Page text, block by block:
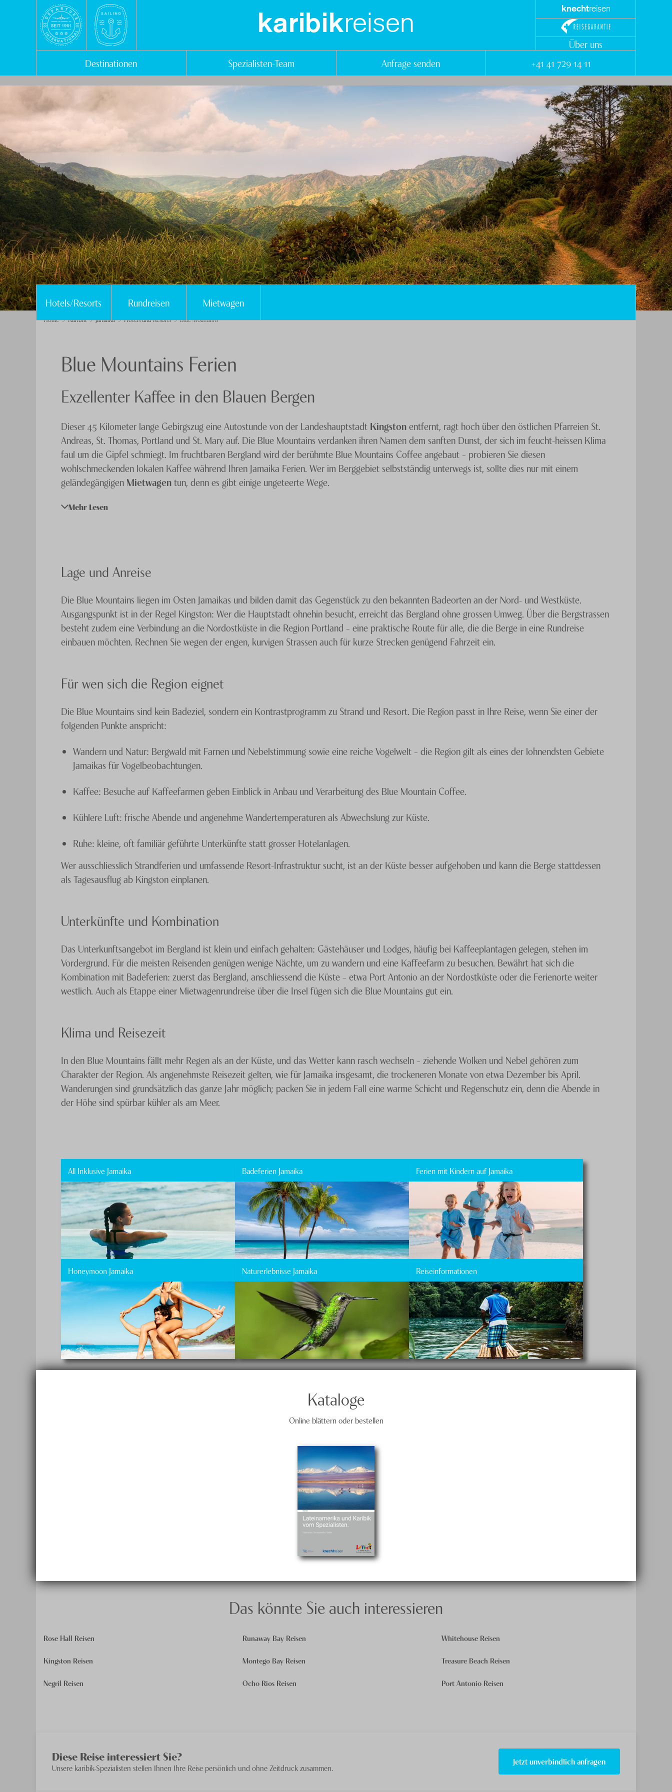
karibikreisen
knechtreisen
Über uns
Destinationen
Spezialisten-Team Anfrage senden +41 41 729 14 11
Hotels/Resorts Rundreisen Mietwagen
Home Karibik Jamaika Hotels und Resorts Blue Mountains
Blue Mountains Ferien
Exzellenter Kaffee in den Blauen Bergen
Dieser 45 Kilometer lange Gebirgszug eine Autostunde von der Landeshauptstadt Kingstonentfernt, ragt hoch über den östlichen Pfarreien St.
Andreas, St. Thomas, Portland und St. Mary auf. Die Blue Mountains verdanken ihren Namen dem sanften Dunst, der sich im feucht-heissen Klima
faul um die Gipfel schmiegt. Im fruchtbaren Bergland wird der berühmte Blue Mountains Coffee angebaut – probieren Sie diesen
wohlschmeckenden lokalen Kaffee während Ihren Jamaika Ferien. Wer im Berggebiet selbstständig unterwegs ist, sollte dies nur mit einem
geländegängigen Mietwagentun, denn es gibt einige ungeteerte Wege.
Morgenstunden.
Oben angelangt werden Sie nämlich mit etwas Glück einen Sonnenaufgang über dem karibischen Meer erleben, den Sie so schnell nicht vergessen
werden. Das kleine, charmante Gästehaus Forres Park Blue Mountain Farm ist eines der Hotels in der Region. Es liegt am Fuss Blue Mountain
Peak und ist von einer Kaffeeplantage umgeben. Ein Restaurant und eine tropische Bar sorgen für einen entspannten Aufenthalt.
Mehr Lesen
Lage und Anreise
Die Blue Mountains liegen im Osten Jamaikas und bilden damit das Gegenstück zu den bekannten Badeorten an der Nord- und Westküste.
Ausgangspunkt ist in der Regel Kingston: Wer die Hauptstadt ohnehin besucht, erreicht das Bergland ohne grossen Umweg. Über die Bergstrassen
besteht zudem eine Verbindung an die Nordostküste in die Region Portland – eine praktische Route für alle, die die Berge in eine Rundreise
einbauen möchten. Rechnen Sie wegen der engen, kurvigen Strassen auch für kurze Strecken genügend Fahrzeit ein.
Für wen sich die Region eignet
Die Blue Mountains sind kein Badeziel, sondern ein Kontrastprogramm zu Strand und Resort. Die Region passt in Ihre Reise, wenn Sie einer der
folgenden Punkte anspricht:
Wandern und Natur: Bergwald mit Farnen und Nebelstimmung sowie eine reiche Vogelwelt – die Region gilt als eines der lohnendsten Gebiete
Jamaikas für Vogelbeobachtungen.
Kaffee: Besuche auf Kaffeefarmen geben Einblick in Anbau und Verarbeitung des Blue Mountain Coffee.
Kühlere Luft: frische Abende und angenehme Wandertemperaturen als Abwechslung zur Küste.
Ruhe: kleine, oft familiär geführte Unterkünfte statt grosser Hotelanlagen.
Wer ausschliesslich Strandferien und umfassende Resort-Infrastruktur sucht, ist an der Küste besser aufgehoben und kann die Berge stattdessen
als Tagesausflug ab Kingston einplanen.
Unterkünfte und Kombination
Das Unterkunftsangebot im Bergland ist klein und einfach gehalten: Gästehäuser und Lodges, häufig bei Kaffeeplantagen gelegen, stehen im
Vordergrund. Für die meisten Reisenden genügen wenige Nächte, um zu wandern und eine Kaffeefarm zu besuchen. Bewährt hat sich die
Kombination mit Badeferien: zuerst das Bergland, anschliessend die Küste – etwa Port Antonio an der Nordostküste oder die Ferienorte weiter
westlich. Auch als Etappe einer Mietwagenrundreise über die Insel fügen sich die Blue Mountains gut ein.
Klima und Reisezeit
In den Blue Mountains fällt mehr Regen als an der Küste, und das Wetter kann rasch wechseln – ziehende Wolken und Nebel gehören zum
Charakter der Region. Als angenehmste Reisezeit gelten, wie für Jamaika insgesamt, die trockeneren Monate von etwa Dezember bis April.
Wanderungen sind grundsätzlich das ganze Jahr möglich; packen Sie in jedem Fall eine warme Schicht und Regenschutz ein, denn die Abende in
der Höhe sind spürbar kühler als am Meer.
All Inklusive Jamaika Badeferien Jamaika Ferien mit Kindern auf Jamaika
Honeymoon Jamaika Naturerlebnisse Jamaika Reiseinformationen
Kataloge
Online blättern oder bestellen
Das könnte Sie auch interessieren
Rose Hall Reisen Runaway Bay Reisen Whitehouse Reisen
Kingston Reisen Montego Bay Reisen Treasure Beach Reisen
Negril Reisen Ocho Rios Reisen Port Antonio Reisen
Diese Reise interessiert Sie?
Unsere karibik-Spezialisten stellen Ihnen Ihre Reise persönlich und ohne Zeitdruck zusammen.
Jetzt unverbindlich anfragen